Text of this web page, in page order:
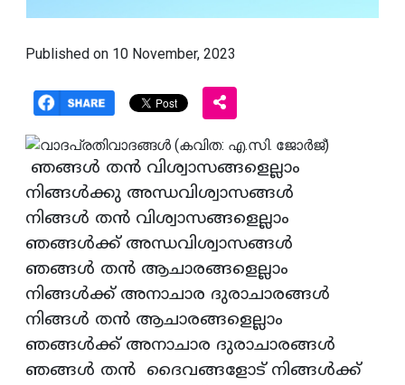
Published on 10 November, 2023
ഞങ്ങൾ തൻ വിശ്വാസങ്ങളെല്ലാം
നിങ്ങൾക്കു അന്ധവിശ്വാസങ്ങൾ
നിങ്ങൾ തൻ വിശ്വാസങ്ങളെല്ലാം
ഞങ്ങൾക്ക് അന്ധവിശ്വാസങ്ങൾ
ഞങ്ങൾ തൻ ആചാരങ്ങളെല്ലാം
നിങ്ങൾക്ക് അനാചാര ദുരാചാരങ്ങൾ
നിങ്ങൾ തൻ ആചാരങ്ങളെല്ലാം
ഞങ്ങൾക്ക് അനാചാര ദുരാചാരങ്ങൾ
ഞങ്ങൾ തൻ ദൈവങ്ങളോട് നിങ്ങൾക്ക്